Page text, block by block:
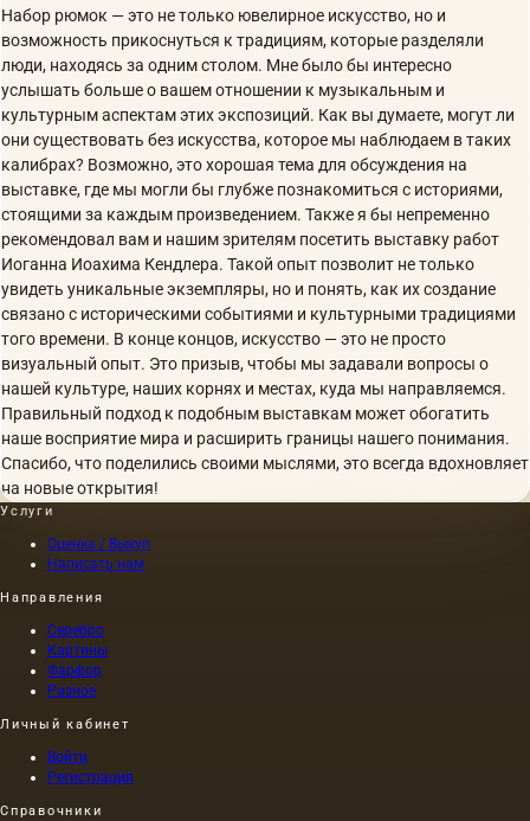
Набор рюмок — это не только ювелирное искусство, но и
возможность прикоснуться к традициям, которые разделяли
люди, находясь за одним столом. Мне было бы интересно
услышать больше о вашем отношении к музыкальным и
культурным аспектам этих экспозиций. Как вы думаете, могут ли
они существовать без искусства, которое мы наблюдаем в таких
калибрах? Возможно, это хорошая тема для обсуждения на
выставке, где мы могли бы глубже познакомиться с историями,
стоящими за каждым произведением. Также я бы непременно
рекомендовал вам и нашим зрителям посетить выставку работ
Иоганна Иоахима Кендлера. Такой опыт позволит не только
увидеть уникальные экземпляры, но и понять, как их создание
связано с историческими событиями и культурными традициями
того времени. В конце концов, искусство — это не просто
визуальный опыт. Это призыв, чтобы мы задавали вопросы о
нашей культуре, наших корнях и местах, куда мы направляемся.
Правильный подход к подобным выставкам может обогатить
наше восприятие мира и расширить границы нашего понимания.
Спасибо, что поделились своими мыслями, это всегда вдохновляет
на новые открытия!
Услуги
Оценка / Выкуп
Написать нам
Направления
Серебро
Картины
Фарфор
Разное
Личный кабинет
Войти
Регистрация
Справочники